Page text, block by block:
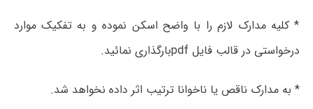
* کلیه مدارک لازم را با واضح اسکن نموده و به تفکیک موارد
درخواستی در قالب فایل pdfبارگذاری نمائید.
* به مدارک ناقص یا ناخوانا ترتیب اثر داده نخواهد شد.